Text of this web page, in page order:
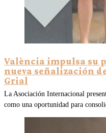
València impulsa su
nueva señalización
Grial
La Asociación Internacional
como una oportunidad para